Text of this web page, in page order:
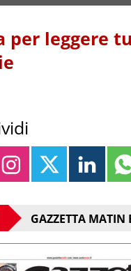
per leggere
GAZZETTA MATIN